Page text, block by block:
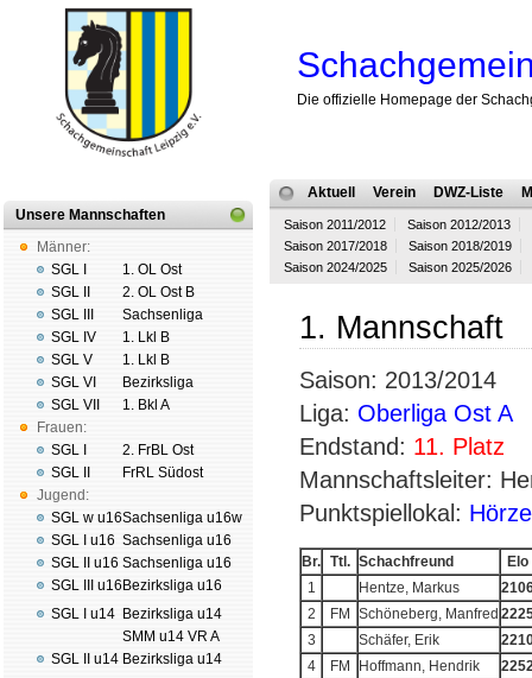
Die offizielle Homepage der
Unsere Mannschaften
Männer:
SGL I
SGL II
SGL III
SGL IV
SGL V
SGL VI
SGL VII
Frauen:
SGL I
SGL II
Jugend:
SGL w u16
SGL I u16
SGL II u16
SGL III u16
SGL I u14
SGL II u14
1. OL Ost
2. OL Ost B
Sachsenliga
1. Lkl B
1. Lkl B
Bezirksliga
1. Bkl A
2. FrBL Ost
FrRL Südost
Sachsenliga u16w
Sachsenliga u16
Sachsenliga u16
Bezirksliga u16
Bezirksliga u14
SMM u14 VR A
Bezirksliga u14
Aktuell Verein DWZ-Liste
Saison 2011/2012
Saison 2012/2013
Saison 2017/2018
Saison 2018/2019
Saison 2024/2025
Saison 2025/2026
1. Mannschaft
Saison: 2013/2014
Liga: Oberliga Ost A
Endstand: 11. Platz
Mannschaftsleiter:
Punktspiellokal:
Br. Ttl. Schachfreund
Elo
1
Hentze, Markus
2
FM Schöneberg, Manfred
3
Schäfer, Erik
4
FM Hoffmann, Hendrik